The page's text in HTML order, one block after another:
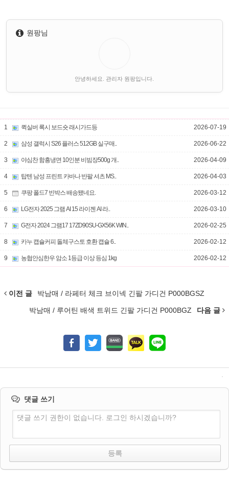
원팡님
안녕하세요. 관리자 원팡입니다.
1 퀵실버 록시 보드숏 래시가드등 2026-07-19
2 삼성 갤럭시 S26 플러스 512GB 실구매.. 2026-06-22
3 야심찬 함흥냉면 10인분 비빔장500g 개.. 2026-04-09
4 탑텐 남성 프린트 카바나 반팔 셔츠 MS.. 2026-04-03
5 쿠팡 폴드7 빈박스 배송됐네요. 2026-03-12
6 LG전자 2025 그램 AI 15 라이젠 AI 라.. 2026-03-10
7 G전자 2024 그램17 17ZD90SU-GX56K WIN.. 2026-02-25
8 카누 캡슐커피 돌체구스토 호환 캡슐 6.. 2026-02-12
9 농협안심한우 암소 1등급 이상 등심 1kg 2026-02-12
이전 글 박남매 / 라페터 체크 브이넥 긴팔 가디건 P000BGSZ
박남매 / 루어틴 배색 트위드 긴팔 가디건 P000BGZ 다음 글
댓글 쓰기
댓글 쓰기 권한이 없습니다. 로그인 하시겠습니까?